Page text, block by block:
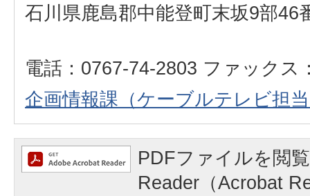
石川県鹿島郡中能登町末坂9部46
電話：0767-74-2803 ファックス
企画情報課 （ケーブルテレビ担
PDFファイルを閲
Reader（Acrobat